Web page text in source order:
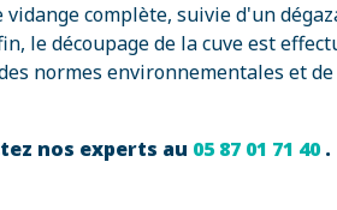
complète, suivie d'un
découpage de la cuve est
normes environnementales et
nos experts au 05 87 01 71 40.